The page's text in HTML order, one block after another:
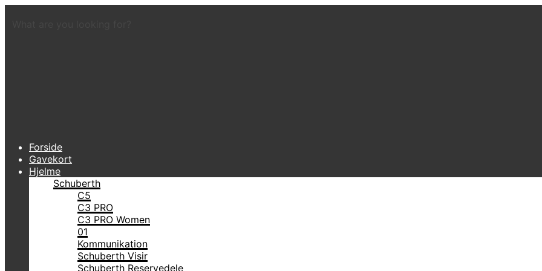
Forside
Gavekort
Hjelme
Schuberth
C5
C3 PRO
C3 PRO Women
01
Kommunikation
Schuberth Visir
Schuberth Reservedele